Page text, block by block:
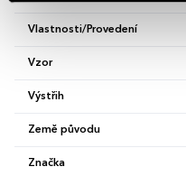
Vlastnosti/Provedení
Vzor
Výstřih
Země původu
Značka